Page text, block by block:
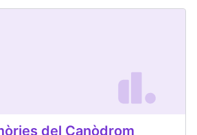
del Canòdrom